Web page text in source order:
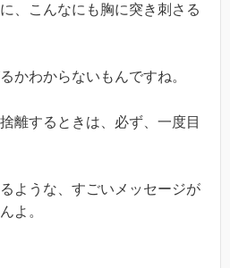
、こんなにも胸に突き刺さる
かわからないもんですね。
離するときは、必ず、一度目
ような、すごいメッセージが
よ。